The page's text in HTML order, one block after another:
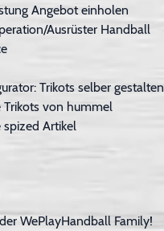
Angebot einholen
Ausrüster Handball
Trikots selber gestalten
Trikots von hummel
spized Artikel
WePlayHandball Family!